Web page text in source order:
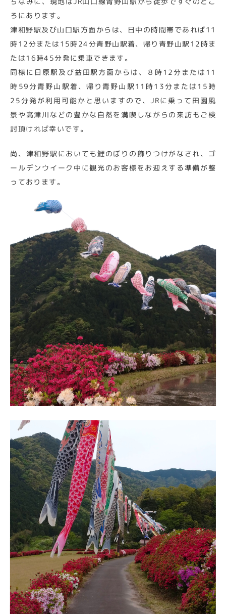
ろにあります。
津和野駅及び山口駅方面からは、日中の時間帯であれば11
時12分または15時24分青野山駅着、帰り青野山駅12時ま
たは16時45分発に乗車できます。
同様に日原駅及び益田駅方面からは、８時12分または11
時59分青野山駅着、帰り青野山駅11時13分または15時
25分発が利用可能かと思いますので、JRに乗って田園風
景や高津川などの豊かな自然を満喫しながらの来訪もご検
討頂ければ幸いです。
尚、津和野駅においても鯉のぼりの飾りつけがなされ、ゴ
ールデンウイーク中に観光のお客様をお迎えする準備が整
っております。